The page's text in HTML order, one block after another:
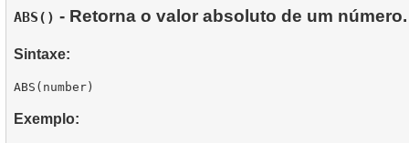
ABS() - Retorna o valor absoluto de um número.
Sintaxe:
Exemplo: